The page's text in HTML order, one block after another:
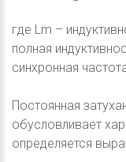
где Lm –
полная
синхронная
Постоянная
обусловливает
определяется